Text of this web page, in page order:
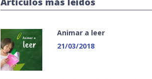
Animar a leer
21/03/2018